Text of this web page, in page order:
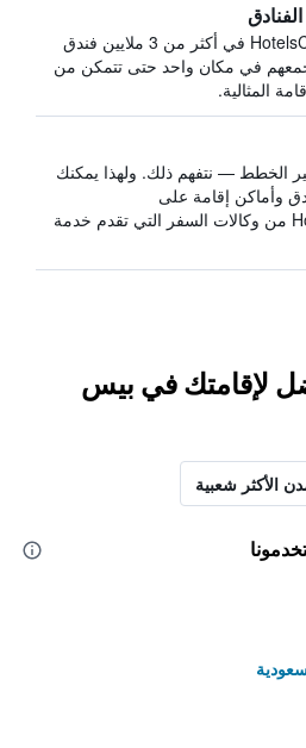
يبحث HotelsCombined في أكثر من 3 ملايين فندق
في مكان واحد حتى تتمكن من
المثالية.
الخطط — نتفهم ذلك. ولهذا يمكنك
وأماكن إقامة على
HotelsCombined من وكالات السفر التي تقدم خدمة
لإقامتك في بيس
الأكثر شعبية